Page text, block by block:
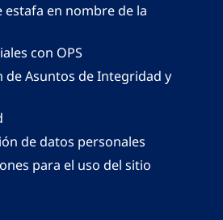
en nombre de la
con OPS
de Asuntos de Integridad y
de datos personales
para el uso del sitio